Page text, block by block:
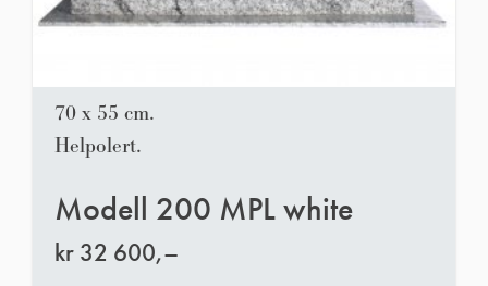
70 x 55 cm.
Helpolert.
Modell 200 MPL white
kr 32 600,–